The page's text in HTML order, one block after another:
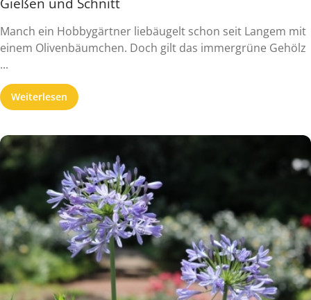
Manch ein Hobbygärtner liebäugelt schon seit Langem mit
einem Olivenbäumchen. Doch gilt das immergrüne Gehölz
...
Weiterlesen